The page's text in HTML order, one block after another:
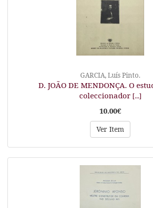
GARCIA, Luís Pinto.
D. JOÃO DE MENDONÇA. O
coleccionador [...]
10.00€
Ver Item